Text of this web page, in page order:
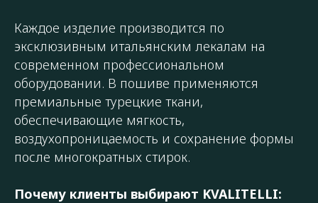
Каждое изделие производится по
эксклюзивным итальянским лекалам на
современном профессиональном
оборудовании. В пошиве применяются
премиальные турецкие ткани,
обеспечивающие мягкость,
воздухопроницаемость и сохранение формы
после многократных стирок.
Почему клиенты выбирают KVALITELLI: